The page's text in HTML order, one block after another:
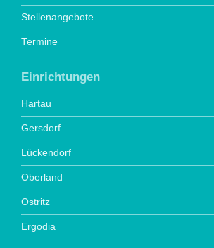
Stellenangebote
Termine
Einrichtungen
Hartau
Gersdorf
Lückendorf
Oberland
Ostritz
Ergodia